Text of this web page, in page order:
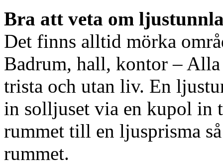
Bra att veta om
Det finns alltid mörka
Badrum, hall, kontor – Alla
trista och utan liv. En
in solljuset via en kupol in
rummet till en ljusprisma
rummet.